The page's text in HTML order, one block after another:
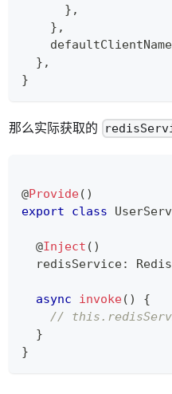
} ,
} ,
    defaultClientName
} ,
}
那么实际获取的
@Provide( )
export
class
@Inject ( )
  redisService
:
async invoke( )
{
//
}
}